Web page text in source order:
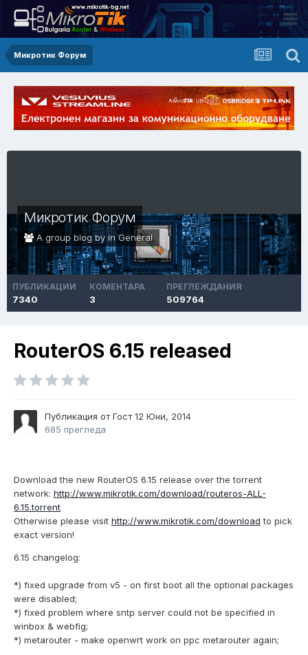
Микротик Форум
Микротик Форум
A group blog by inGeneral
ПУБЛИКАЦИИ
7340
КОМЕНТАРА
3
ПРЕГЛЕЖДАНИЯ
509764
RouterOS 6.15 released
Публикация от Гост12 Юни, 2014
685 прегледа
Download the new RouterOS 6.15 release over the torrent
network: http://www.mikrotik.com/download/routeros-ALL-
6.15.torrent
Otherwise please visit http://www.mikrotik.com/download to pick
exact version!
6.15 changelog:
*) fixed upgrade from v5 - on first boot all the optional packages
were disabled;
*) fixed problem where sntp server could not be specified in
winbox & webfig;
*) metarouter - make openwrt work on ppc metarouter again;